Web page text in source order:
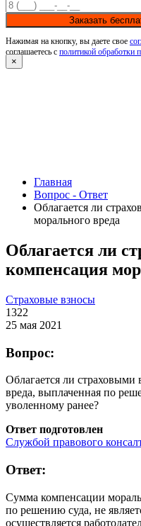
Заказать
Нажимая на кнопку, вы даете свое
соглашаетесь с политикой обработки
×
Главная
Вопрос - Ответ
Облагается ли
морального вреда
Облагается ли
компенсация
Страховые взносы
1322
25 мая 2021
Вопрос:
Облагается ли страховыми
вреда, выплаченная по
уволенному ранее?
Ответ подготовлен
Службой правового
Ответ:
Сумма компенсации
по решению суда, не
осуществляется